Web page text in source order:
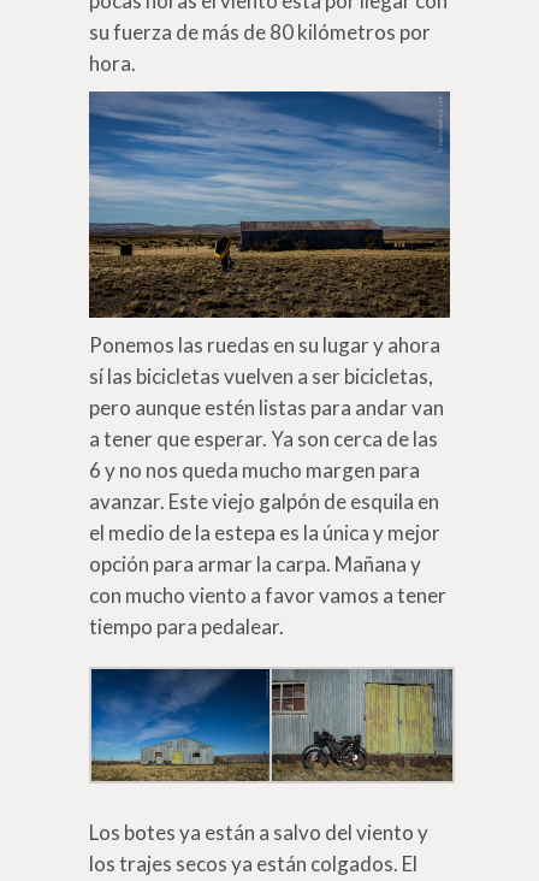
su fuerza de más de 80 kilómetros por
hora.
Ponemos las ruedas en su lugar y ahora
sí las bicicletas vuelven a ser bicicletas,
pero aunque estén listas para andar van
a tener que esperar. Ya son cerca de las
6 y no nos queda mucho margen para
avanzar. Este viejo galpón de esquila en
el medio de la estepa es la única y mejor
opción para armar la carpa. Mañana y
con mucho viento a favor vamos a tener
tiempo para pedalear.
Los botes ya están a salvo del viento y
los trajes secos ya están colgados. El